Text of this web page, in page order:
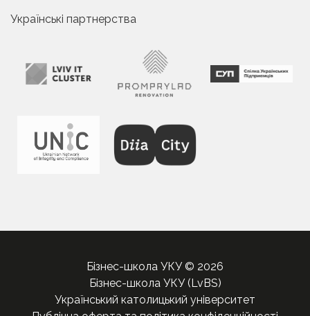
Українські партнерства
Бізнес-школа УКУ © 2026
Бізнес-школа УКУ (LvBS)
Український католицький університет